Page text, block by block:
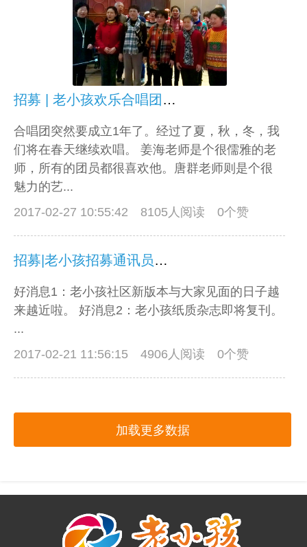
招募 | 老小孩欢乐合唱团2017年春季班要开学啦
合唱团突然要成立1年了。经过了夏，秋，冬，我
们将在春天继续欢唱。 姜海老师是个很儒雅的老
师，所有的团员都很喜欢他。唐群老师则是个很
魅力的艺...
2017-02-27 10:55:42
8105人阅读 0个赞
招募|老小孩招募通讯员啦！
好消息1：老小孩社区新版本与大家见面的日子越
来越近啦。 好消息2：老小孩纸质杂志即将复刊。
...
2017-02-21 11:56:15
4906人阅读 0个赞
加载更多数据